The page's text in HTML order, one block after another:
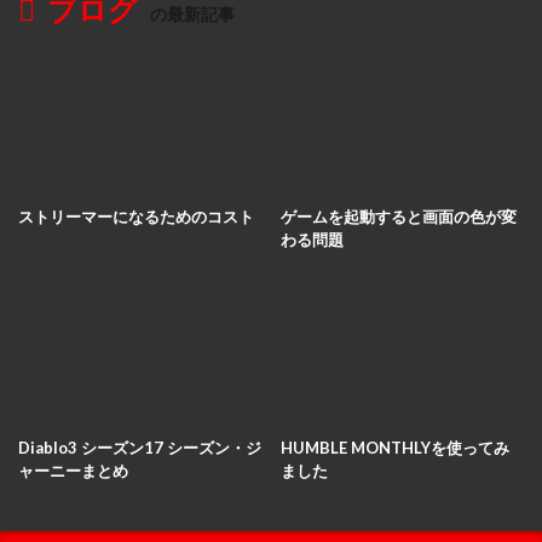
ブログ の最新記事
ストリーマーになるためのコスト
ゲームを起動すると画面の色が変
わる問題
Diablo3 シーズン17 シーズン・ジ
ャーニーまとめ
HUMBLE MONTHLYを使ってみ
ました